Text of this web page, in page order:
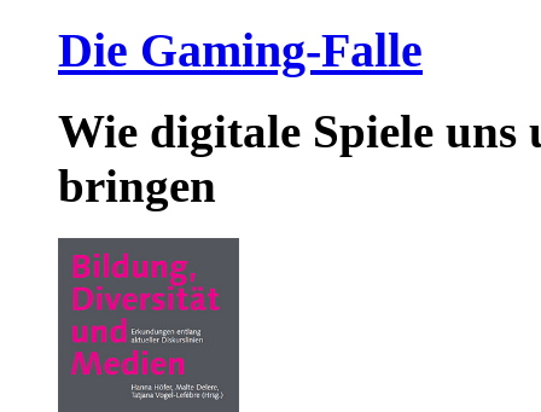
Die Gaming-Falle
Wie digitale Spiele
bringen